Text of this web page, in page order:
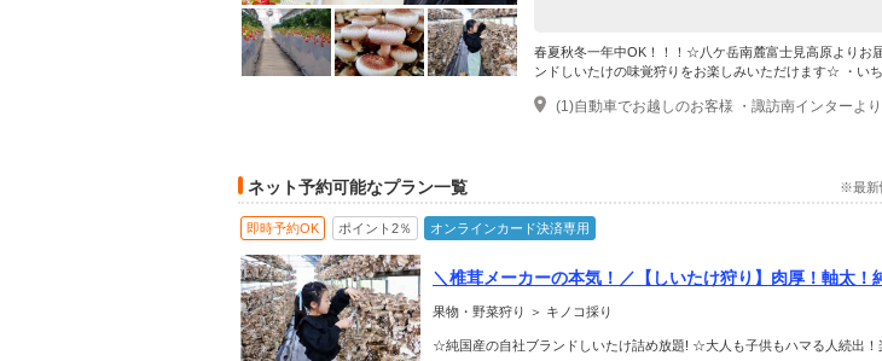
春夏秋冬一年中OK！！！☆八ケ岳南麓富士見高原よりお
ンドしいたけの味覚狩りをお楽しみいただけます☆ ・い
ネット予約可能なプラン一覧 ※最新
即時予約OK ポイント2％ オンラインカード決済専用
＼椎茸メーカーの本気！／【しいたけ狩り】肉厚！軸太！
果物・野菜狩り ＞ キノコ採り
☆純国産の自社ブランドしいたけ詰め放題! ☆大人も子供もハマる人続出！